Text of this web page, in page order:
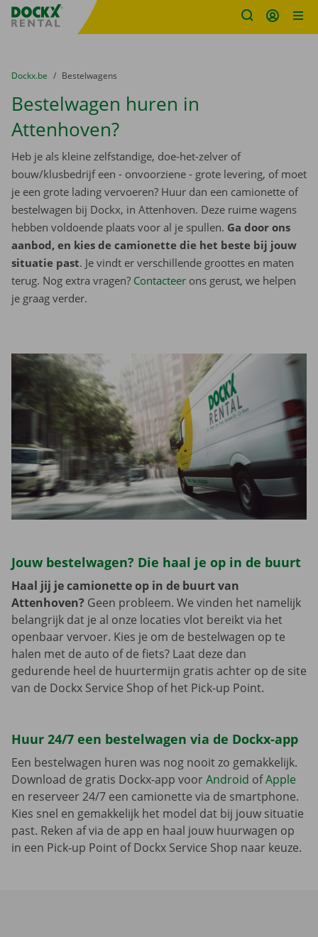
Fratello DEMO
U bevindt zich hier:
van
Dockx.be naar
Bestelwagens
Bestelwagen huren in
Attenhoven?
Heb je als kleine zelfstandige, doe-het-zelver of
bouw/klusbedrijf een - onvoorziene - grote levering, of moet
je een grote lading vervoeren? Huur dan een camionette of
bestelwagen bij Dockx, in Attenhoven. Deze ruime wagens
hebben voldoende plaats voor al je spullen. Ga door ons
aanbod, en kies de camionette die het beste bij jouw
situatie past. Je vindt er verschillende groottes en maten
terug. Nog extra vragen? Contacteer ons gerust, we helpen
je graag verder.
Jouw bestelwagen? Die haal je op in de buurt
Haal jij je camionette op in de buurt van
Attenhoven? Geen probleem. We vinden het namelijk
belangrijk dat je al onze locaties vlot bereikt via het
openbaar vervoer. Kies je om de bestelwagen op te
halen met de auto of de fiets? Laat deze dan
gedurende heel de huurtermijn gratis achter op de site
van de Dockx Service Shop of het Pick-up Point.
Huur 24/7 een bestelwagen via de Dockx-app
Een bestelwagen huren was nog nooit zo gemakkelijk.
Download de gratis Dockx-app voorAndroid ofApple
en reserveer 24/7 een camionette via de smartphone.
Kies snel en gemakkelijk het model dat bij jouw situatie
past. Reken af via de app en haal jouw huurwagen op
in een Pick-up Point of Dockx Service Shop naar keuze.